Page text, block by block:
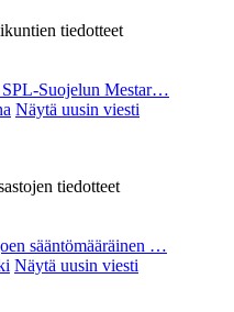
tiedotteet
Suojelun Mestar…
Näytä uusin viesti
tiedotteet
sääntömääräinen …
Näytä uusin viesti